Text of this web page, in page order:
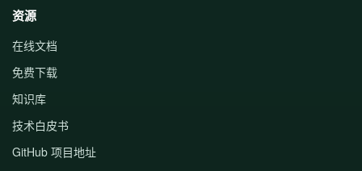
资源
在线文档
免费下载
知识库
技术白皮书
GitHub 项目地址